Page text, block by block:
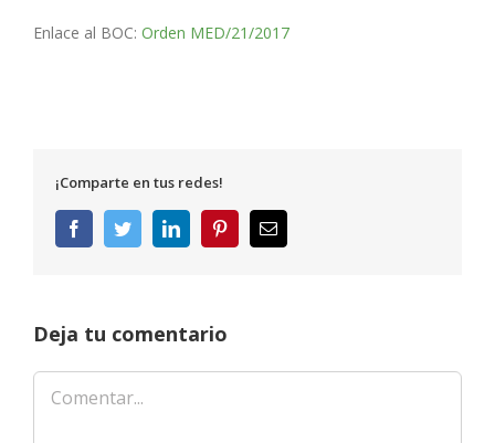
Enlace al BOC: Orden MED/21/2017
¡Comparte en tus redes!
FacebookTwitterLinkedInPinterestCorreo
electrónico
Deja tu comentario
Comentar